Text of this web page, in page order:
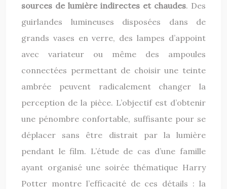
sources de lumière indirectes et chaudes. Des
guirlandes lumineuses disposées dans de
grands vases en verre, des lampes d’appoint
avec variateur ou même des ampoules
connectées permettant de choisir une teinte
ambrée peuvent radicalement changer la
perception de la pièce. L’objectif est d’obtenir
une pénombre confortable, suffisante pour se
déplacer sans être distrait par la lumière
pendant le film. L’étude de cas d’une famille
ayant organisé une soirée thématique Harry
Potter montre l’efficacité de ces détails : la